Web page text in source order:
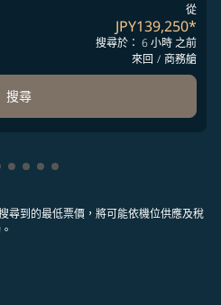
從
JPY139,250*
搜尋於： 6 小時 之前
來回 / 商務艙
搜尋
cmp-pagination-showing-
示 cmp-pagination-showing-
顯示 cmp-pagination-
顯示 cmp-pagination-
顯示 cmp-pagination-
顯示 cmp-pagination-
尋到的最低票價，將可能依機位供應及稅